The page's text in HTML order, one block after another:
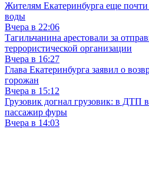
Жителям Екатеринбурга еще почти
воды
Вчера в 22:06
Тагильчанина арестовали за
террористической организации
Вчера в 16:27
Глава Екатеринбурга заявил о
горожан
Вчера в 15:12
Грузовик догнал грузовик: в ДТП
пассажир фуры
Вчера в 14:03